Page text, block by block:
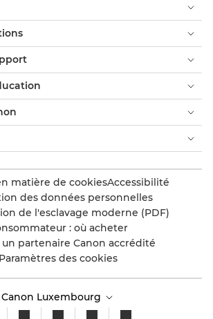
matière de cookiesAccessibilité
des données personnelles
de l'esclavage moderne (PDF)
: où acheter
un partenaire Canon accrédité
Paramètres des cookies
Canon Luxembourg